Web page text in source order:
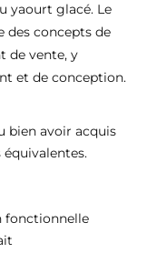
yaourt glacé. Le
des concepts de
de vente, y
et de conception.
bien avoir acquis
équivalentes.
fonctionnelle